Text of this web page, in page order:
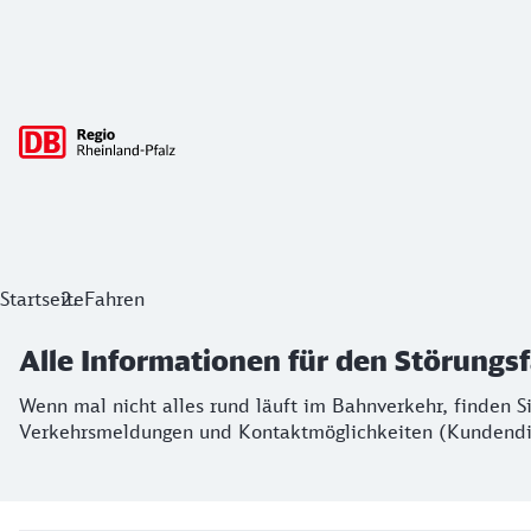
Alle Informationen für den Störungsfall
StartseiteFahren
Alle Informationen für den
Wenn mal nicht alles rund läuft im Bahnverkehr, finden
Verkehrsmeldungen und Kontaktmöglichkeiten